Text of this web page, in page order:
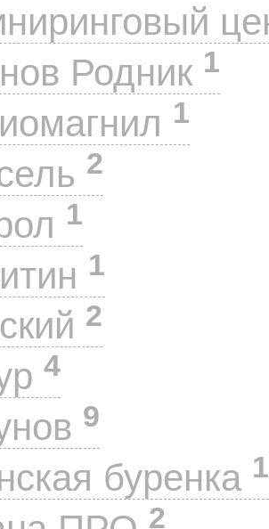
Родник 1
1
2
1
1
2
4
9
буренка 1
2